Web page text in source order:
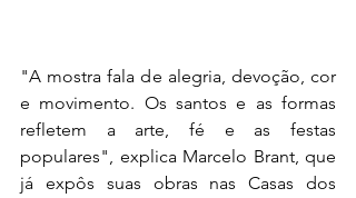
"A mostra fala de alegria, devoção, cor
e movimento. Os santos e as formas
refletem a arte, fé e as festas
populares", explica Marcelo Brant, que
já expôs suas obras nas Casas dos